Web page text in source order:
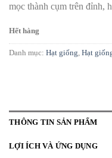
mọc thành cụm trên đỉnh,
Hết hàng
Danh mục: Hạt giống Hạt
THÔNG TIN SẢN PHẨM
LỢI ÍCH VÀ ỨNG DỤNG